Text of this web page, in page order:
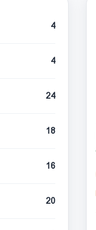
4
4
24
18
16
20